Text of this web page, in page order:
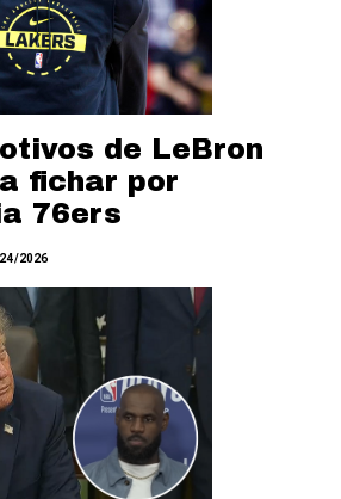
de LeBron
fichar por
76ers
2026